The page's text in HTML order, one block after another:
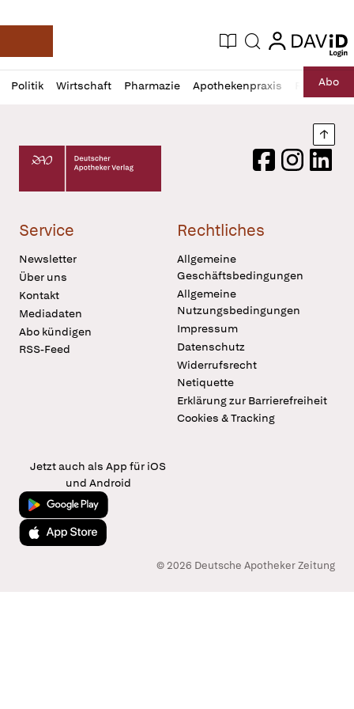
Deutsche Apotheker Zeitung
Aktuelle Ausgabe
Suche login
login
Politik Wirtschaft Pharmazie Apothekenpraxis RechtAbo
Profil
öffnen
Daz
Pur
Deutscher Apotheker Verlag Logo
FacebookInstagram
Service
Newsletter
Über uns
Kontakt
Mediadaten
Abo kündigen
RSS-Feed
Rechtliches
Allgemeine
Geschäftsbedingungen
Allgemeine
Nutzungsbedingungen
Impressum
Datenschutz
Widerrufsrecht
Netiquette
Erklärung zur Barrierefreiheit
Cookies & Tracking
Jetzt auch als App für iOS
und Android
Jetzt bei Google Play
Laden im App Store
© 2026 Deutsche Apotheker Zeitung